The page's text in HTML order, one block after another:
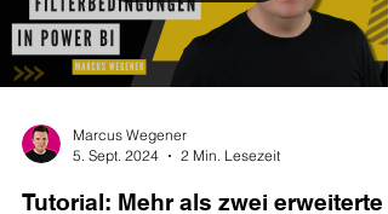
Marcus Wegener
5. Sept. 2024
2 Min. Lesezeit
Tutorial: Mehr als zwei erweiterte